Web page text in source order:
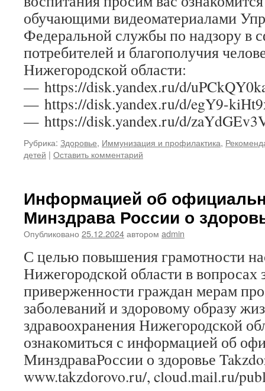
обучающими видеоматериалами
Федеральной службы по надзору в
потребителей и благополучия
Нижегородской области:
— https://disk.yandex.ru/d/
— https://disk.yandex.ru/d/egY9-
— https://disk.yandex.ru/d/
Рубрика: Здоровье, Иммунизация и профилактика,
детей | Оставить комментарий
Информацией об
Минздрава России о
Опубликовано 25.12.2024автором admin
С целью повышения грамотности
Нижегородской области в вопросах
приверженности граждан мерам
заболеваний и здоровому образу
здравоохранения Нижегородской
ознакомиться с информацией об
МинздраваРоссии о здоровье
www.takzdorovo.ru/, cloud.mail.ru/